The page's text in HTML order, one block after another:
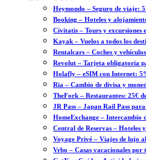
Heymondo – Seguro de viaje:
Booking – Hoteles y
Civitatis – Tours y excursiones
Kayak – Vuelos a todos los
Rentalcars – Coches y
Revolut – Tarjeta obligatoria
Holafly – eSIM con Internet:
Ria – Cambio de divisa y
TheFork – Restaurantes: 25€
JR Pass – Japan Rail Pass
HomeExchange – Intercambio
Central de Reservas – Hoteles
Voyage Privé – Viajes de lujo
Vrbo – Casas vacacionales por